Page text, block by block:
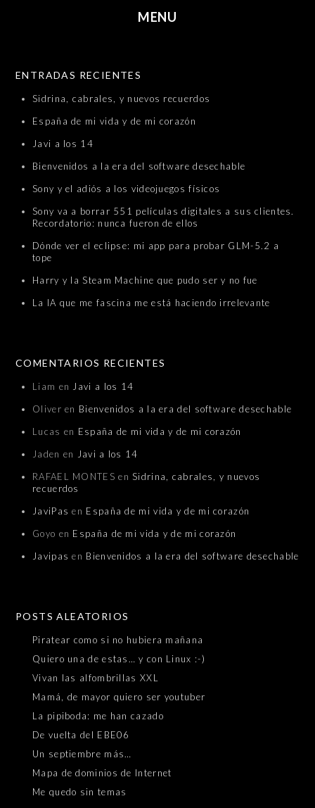
MENU
ENTRADAS RECIENTES
Sidrina, cabrales, y nuevos recuerdos
España de mi vida y de mi corazón
Javi a los 14
Bienvenidos a la era del software desechable
Sony y el adiós a los videojuegos físicos
Sony va a borrar 551 películas digitales a sus clientes.
Recordatorio: nunca fueron de ellos
Dónde ver el eclipse: mi app para probar GLM-5.2 a
tope
Harry y la Steam Machine que pudo ser y no fue
La IA que me fascina me está haciendo irrelevante
COMENTARIOS RECIENTES
Liam en Javi a los 14
Oliver en Bienvenidos a la era del software desechable
Lucas en España de mi vida y de mi corazón
Jaden en
Javi a los 14
RAFAEL MONTES enSidrina, cabrales, y nuevos
recuerdos
JaviPas en España de mi vida y de mi corazón
Goyo en España de mi vida y de mi corazón
Javipas en Bienvenidos a la era del software desechable
POSTS ALEATORIOS
Piratear como si no hubiera mañana
Quiero una de estas… y con Linux :-)
Vivan las alfombrillas XXL
Mamá, de mayor quiero ser youtuber
La pipiboda: me han cazado
De vuelta del EBE06
Un septiembre más…
Mapa de dominios de Internet
Me quedo sin temas